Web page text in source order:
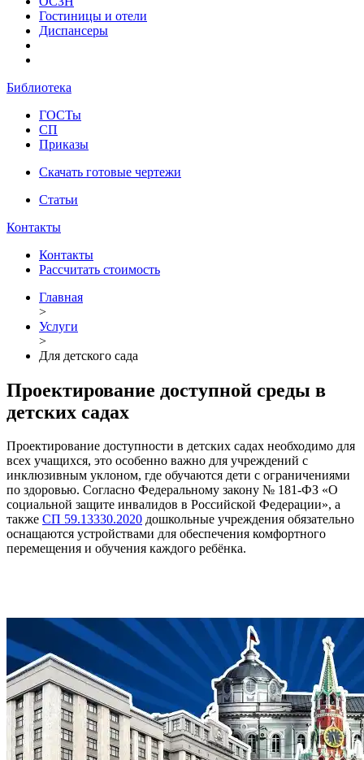
Гостиницы и отели
Диспансеры
Библиотека
ГОСТы
СП
Приказы
Скачать готовые чертежи
Статьи
Контакты
Контакты
Рассчитать стоимость
Главная
>
Услуги
>
Для детского сада
Проектирование доступной среды в
детских садах
Проектирование доступности в детских садах необходимо для
всех учащихся, это особенно важно для учреждений с
инклюзивным уклоном, где обучаются дети с ограничениями
по здоровью. Согласно Федеральному закону № 181-ФЗ «О
социальной защите инвалидов в Российской Федерации», а
также СП 59.13330.2020 дошкольные учреждения обязательно
оснащаются устройствами для обеспечения комфортного
перемещения и обучения каждого ребёнка.